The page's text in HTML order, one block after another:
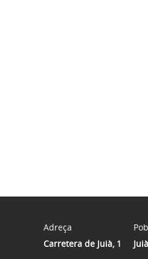
Adreça
Carretera de Juià, 1
Juià